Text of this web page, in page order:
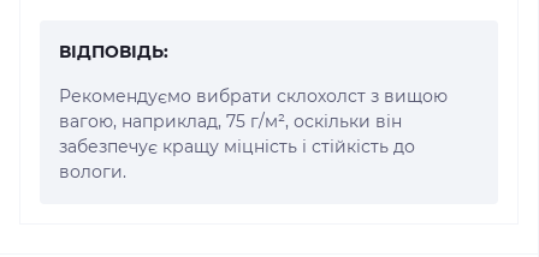
ВІДПОВІДЬ:
Рекомендуємо вибрати склохолст з вищою
вагою, наприклад, 75 г/м², оскільки він
забезпечує кращу міцність і стійкість до
вологи.